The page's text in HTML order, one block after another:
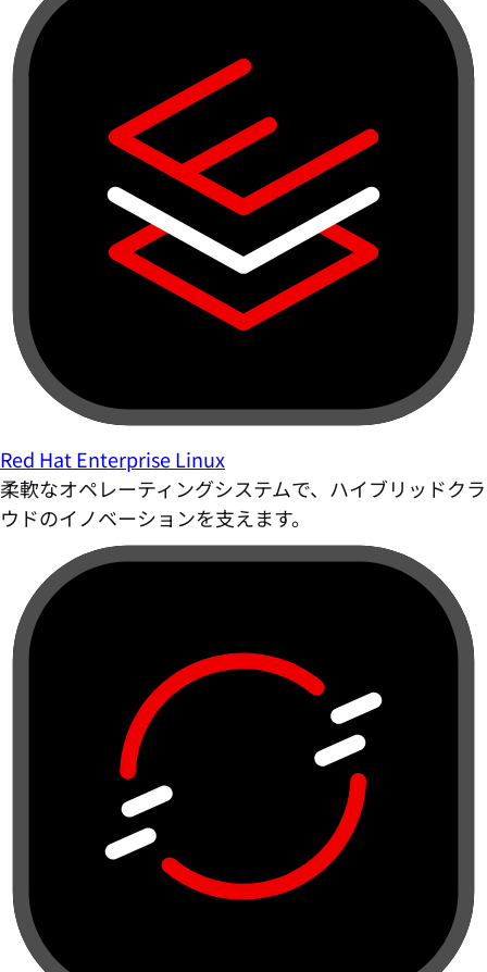
Red Hat Enterprise Linux
柔軟なオペレーティングシステムで、ハイブリッドクラ
ウドのイノベーションを支えます。